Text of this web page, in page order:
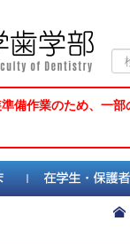
索
備作業のため、一